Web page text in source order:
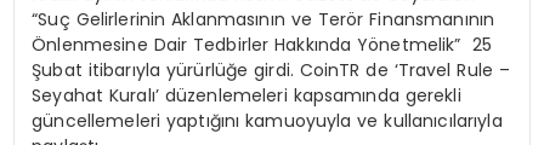
“Suç Gelirlerinin Aklanmasının ve Terör Finansmanının
Önlenmesine Dair Tedbirler Hakkında Yönetmelik” 25
Şubat itibarıyla yürürlüğe girdi. CoinTR de ‘Travel Rule –
Seyahat Kuralı’ düzenlemeleri kapsamında gerekli
güncellemeleri yaptığını kamuoyuyla ve kullanıcılarıyla